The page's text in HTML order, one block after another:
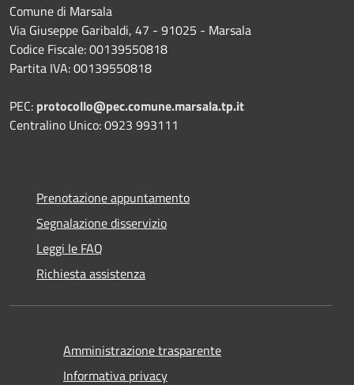
Comune di Marsala
Via Giuseppe Garibaldi, 47 - 91025 - Marsala
Codice Fiscale: 00139550818
Partita IVA: 00139550818
PEC: protocollo@pec.comune.marsala.tp.it
Centralino Unico: 0923 993111
Prenotazione appuntamento
Segnalazione disservizio
Leggi le FAQ
Richiesta assistenza
Amministrazione trasparente
Informativa privacy